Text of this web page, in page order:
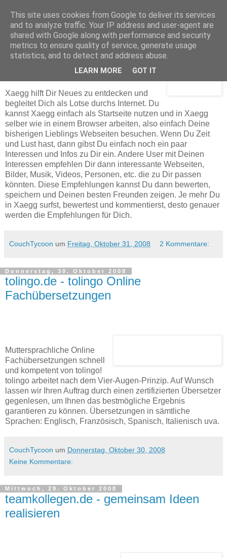
Freitag, 31. Oktober 2008
xaegg.com
Xaegg hilft Dir Neues zu entdecken und
begleitet Dich als Lotse durchs Internet. Du
kannst Xaegg einfach als Startseite nutzen und in Xaegg
selber wie in einem Browser arbeiten, also einfach Deine
bisherigen Lieblings Webseiten besuchen. Wenn Du Zeit
und Lust hast, dann gibst Du einfach noch ein paar
Interessen und Infos zu Dir ein. Andere User mit Deinen
Interessen empfehlen Dir dann interessante Webseiten,
Bilder, Musik, Videos, Personen, etc. die zu Dir passen
könnten. Diese Empfehlungen kannst Du dann bewerten,
speichern und Deinen besten Freunden zeigen. Je mehr Du
in Xaegg surfst, bewertest und kommentierst, desto genauer
werden die Empfehlungen für Dich.
CouchTycoon um Freitag, Oktober 31, 2008 2 Kommentare:
Donnerstag, 30. Oktober 2008
tolingo.de - tolingo Online
Fachübersetzungen
Muttersprachliche Online
Fachübersetzungen schnell
und kompetent von tolingo!
tolingo arbeitet nach dem Vier-Augen-Prinzip. Auf Wunsch
lassen wir Ihren Auftrag durch einen zertifizierten Übersetzer
gegenlesen, um Ihnen das bestmögliche Ergebnis
garantieren zu können. Übersetzungen in sämtliche
Sprachen: Englisch, Französisch, Spanisch, Italienisch uva.
CouchTycoon um Donnerstag, Oktober 30, 2008
Keine Kommentare:
Mittwoch, 29. Oktober 2008
teamkollegen.de - gemeinsam Ideen
realisieren
This site uses cookies from Google to deliver its services
and to analyze traffic. Your IP address and user-agent are
shared with Google along with performance and security
metrics to ensure quality of service, generate usage
statistics, and to detect and address abuse.
LEARN MORE GOT IT